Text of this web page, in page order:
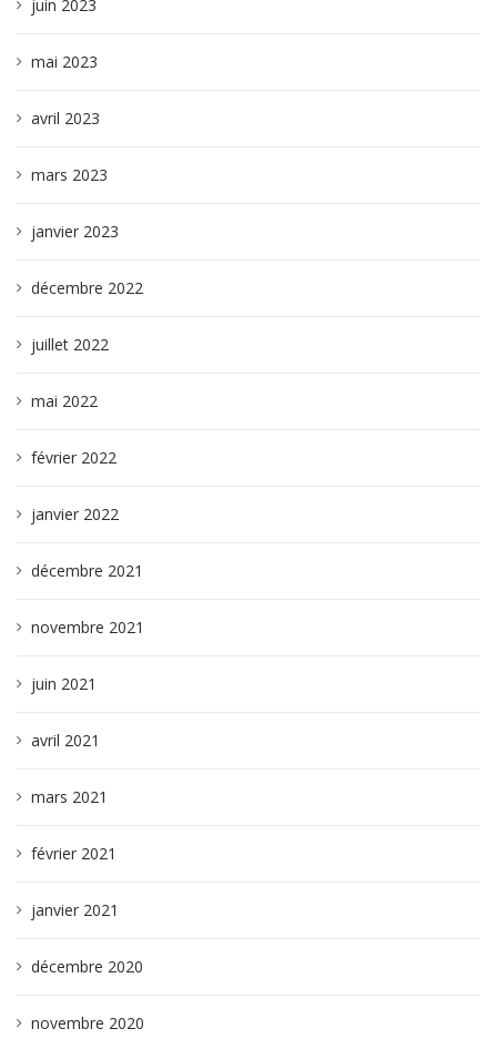
juin 2023
mai 2023
avril 2023
mars 2023
janvier 2023
décembre 2022
juillet 2022
mai 2022
février 2022
janvier 2022
décembre 2021
novembre 2021
juin 2021
avril 2021
mars 2021
février 2021
janvier 2021
décembre 2020
novembre 2020